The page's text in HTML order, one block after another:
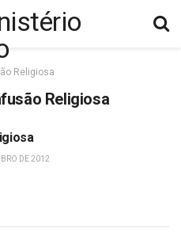
Religiosa
Religiosa
DE 2012